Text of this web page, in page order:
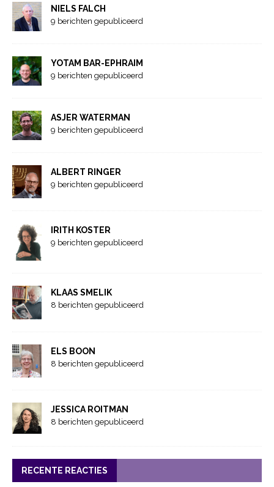
NIELS FALCH
9 berichten gepubliceerd
YOTAM BAR-EPHRAIM
9 berichten gepubliceerd
ASJER WATERMAN
9 berichten gepubliceerd
ALBERT RINGER
9 berichten gepubliceerd
IRITH KOSTER
9 berichten gepubliceerd
KLAAS SMELIK
8 berichten gepubliceerd
ELS BOON
8 berichten gepubliceerd
JESSICA ROITMAN
8 berichten gepubliceerd
RECENTE REACTIES